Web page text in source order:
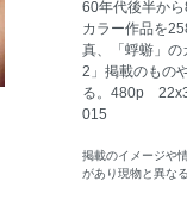
60年代後半か
カラー作品を
真、「蜉蝣」
2」掲載のもの
る。480p
015
掲載のイメージや
があり現物と異な